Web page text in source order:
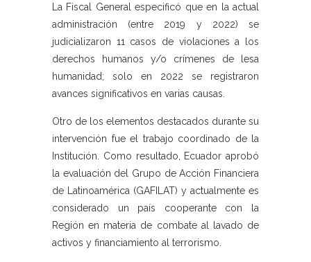
La Fiscal General especificó que en la actual
administración (entre 2019 y 2022) se
judicializaron 11 casos de violaciones a los
derechos humanos y/o crímenes de lesa
humanidad; solo en 2022 se registraron
avances significativos en varias causas.
Otro de los elementos destacados durante su
intervención fue el trabajo coordinado de la
Institución. Como resultado, Ecuador aprobó
la evaluación del Grupo de Acción Financiera
de Latinoamérica (GAFILAT) y actualmente es
considerado un país cooperante con la
Región en materia de combate al lavado de
activos y financiamiento al terrorismo.